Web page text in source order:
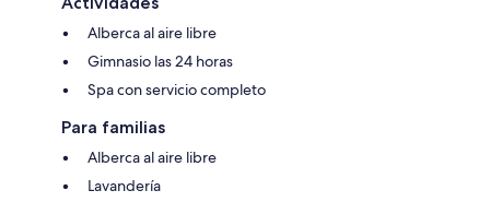
Alberca al aire libre
Gimnasio las 24 horas
Spa con servicio completo
Para familias
Alberca al aire libre
Lavandería